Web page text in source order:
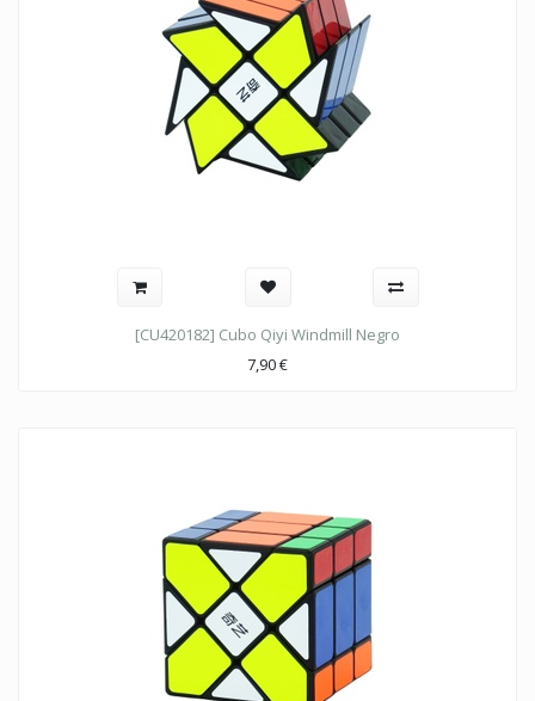
[CU420182] Cubo Qiyi Windmill Negro
7,90€